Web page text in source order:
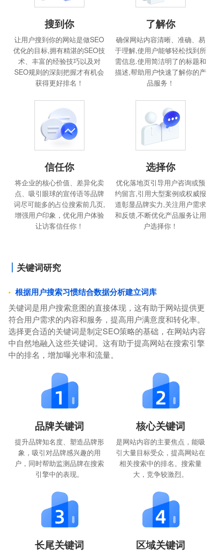
搜到你
让用户搜到你的网站是做SEO
优化的目标,拥有精湛的SEO技
术、丰富的经验技巧以及对
SEO规则的深刻把握才有机会
获得更好排名！
了解你
确保网站内容清晰、准确、易
于理解,使用户能够轻松找到所
需信息.使用简洁明了的标题和
描述,帮助用户快速了解你的产
品服务！
信任你
将企业的核心价值、差异化卖
点、吸引眼球的宣传语等品牌
词尽可能多的占位搜索前几页,
增强用户印象，优化用户体验
让访客信任你！
选择你
优化落地页引导用户咨询或预
约留言,引用大型案例或权威报
道彰显品牌实力,关注用户需求
和反馈,不断优化产品服务让用
户选择你！
关键词研究
根据用户搜索习惯结合数据分析建立词库
关键词是用户搜索意图的直接体现，这有助于网站提供更
符合用户需求的内容和服务，提高用户满意度和转化率。
选择更合适的关键词是制定SEO策略的基础，在网站内容
中自然地融入这些关键词。这有助于提高网站在搜索引擎
中的排名，增加曝光率和流量。
品牌关键词
提升品牌知名度、塑造品牌形
象，吸引对品牌感兴趣的用
户，同时帮助监测品牌在搜索
引擎中的表现。
核心关键词
是网站内容的主要焦点，能吸
引大量目标受众，提高网站在
相关搜索中的排名。搜索量
大，竞争较激烈。
长尾关键词 区域关键词